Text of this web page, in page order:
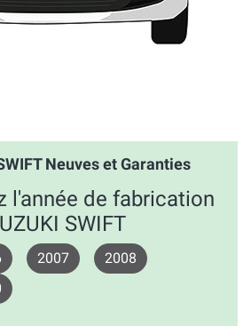
Neuves et Garanties
l'année de fabrication
SWIFT
2007
2008